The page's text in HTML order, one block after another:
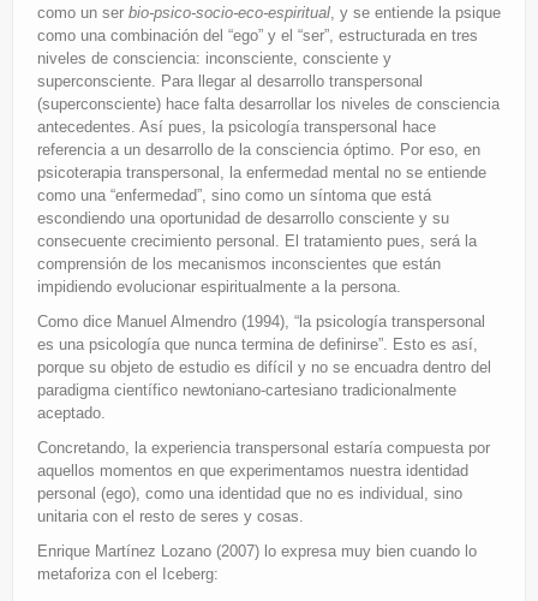
como un ser bio-psico-socio-eco-espiritual, y se entiende la psique
como una combinación del “ego” y el “ser”, estructurada en tres
niveles de consciencia: inconsciente, consciente y
superconsciente. Para llegar al desarrollo transpersonal
(superconsciente) hace falta desarrollar los niveles de consciencia
antecedentes. Así pues, la psicología transpersonal hace
referencia a un desarrollo de la consciencia óptimo. Por eso, en
psicoterapia transpersonal, la enfermedad mental no se entiende
como una “enfermedad”, sino como un síntoma que está
escondiendo una oportunidad de desarrollo consciente y su
consecuente crecimiento personal. El tratamiento pues, será la
comprensión de los mecanismos inconscientes que están
impidiendo evolucionar espiritualmente a la persona.
Como dice Manuel Almendro (1994), “la psicología transpersonal
es una psicología que nunca termina de definirse”. Esto es así,
porque su objeto de estudio es difícil y no se encuadra dentro del
paradigma científico newtoniano-cartesiano tradicionalmente
aceptado.
Concretando, la experiencia transpersonal estaría compuesta por
aquellos momentos en que experimentamos nuestra identidad
personal (ego), como una identidad que no es individual, sino
unitaria con el resto de seres y cosas.
Enrique Martínez Lozano (2007) lo expresa muy bien cuando lo
metaforiza con el Iceberg: